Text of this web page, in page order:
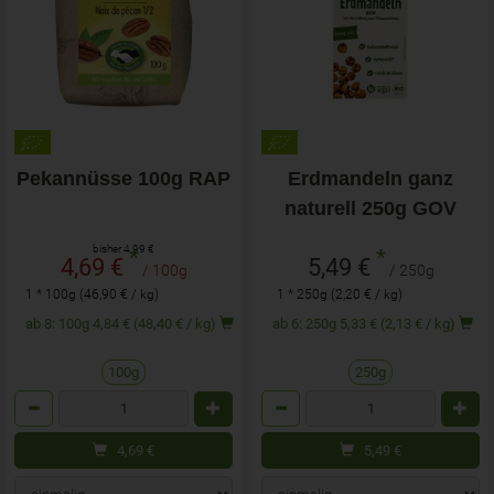
Pekannüsse 100g RAP
bisher 4,99 €
4,69 €* / 100g
1 * 100g (46,90 € / kg)
ab 8: 100g 4,84 € (48,40 € / kg)
100g
4,69 €
Erdmandeln ganz
naturell 250g GOV
5,49 € * / 250g
1 * 250g (2,20 € / kg)
ab 6: 250g 5,33 € (2,13 € / kg)
250g
5,49 €